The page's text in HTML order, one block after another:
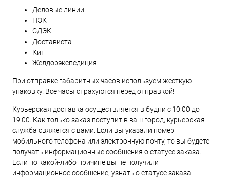
Деловые линии
ПЭК
СДЭК
Достависта
Кит
Желдорэкспедиция
При отправке габаритных часов используем жесткую
упаковку. Все часы страхуются перед отправкой!
Курьерская доставка осуществляется в будни с 10:00 до
19:00. Как только заказ поступит в ваш город, курьерская
служба свяжется с вами. Если вы указали номер
мобильного телефона или электронную почту, то вы будете
получать информационные сообщения о статусе заказа.
Если по какой-либо причине вы не получили
информационное сообщение, узнать о статусе заказа